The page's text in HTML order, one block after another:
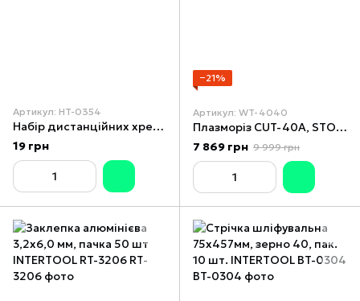
Артикул: HT-0354
Набір дистанційних хрестиків для плитки
19 грн
−21%
Артикул: WT-4040
Плазморіз CUT-40A, STORM INTERTOOL WT-4040
7 869 грн 9 999 грн